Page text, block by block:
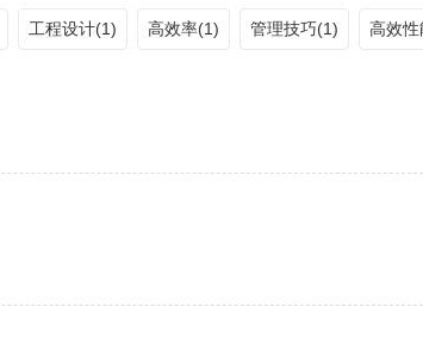
工程设计(1) 高效率(1) 管理技巧(1) 高效性